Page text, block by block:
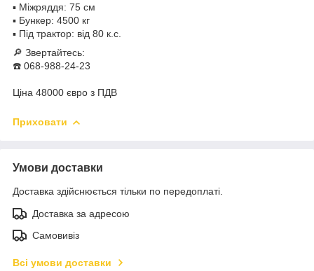
▪️ Міжряддя: 75 см
▪️ Бункер: 4500 кг
▪️ Під трактор: від 80 к.с.
🔎 Звертайтесь:
☎️ 068-988-24-23
Ціна 48000 євро з ПДВ
Приховати
Умови доставки
Доставка здійснюється тільки по передоплаті.
Доставка за адресою
Самовивіз
Всі умови доставки